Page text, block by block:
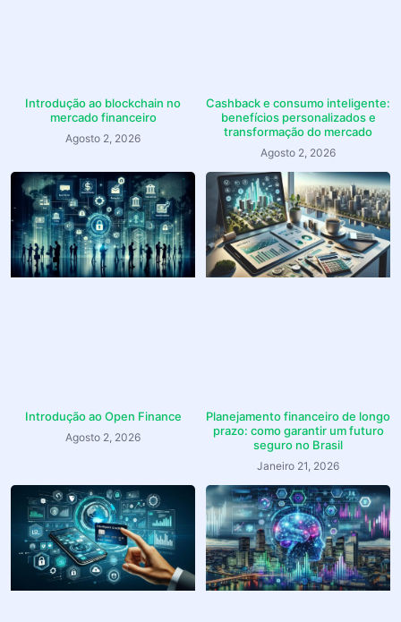
Introdução ao blockchain no
mercado financeiro
Agosto 2, 2026
Cashback e consumo inteligente:
benefícios personalizados e
transformação do mercado
Agosto 2, 2026
Introdução ao Open Finance
Agosto 2, 2026
Planejamento financeiro de longo
prazo: como garantir um futuro
seguro no Brasil
Janeiro 21, 2026